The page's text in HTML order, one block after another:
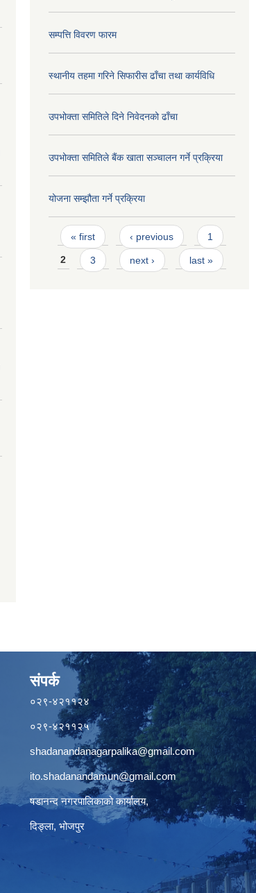
सम्पत्ति विवरण फारम
स्थानीय तहमा गरिने सिफारीस ढाँचा तथा कार्यविधि
उपभोक्ता समितिले दिने निवेदनको ढाँचा
उपभोक्ता समितिले बैंक खाता सञ्चालन गर्ने प्रक्रिया
योजना सम्झौता गर्ने प्रक्रिया
Pages
« first ‹ previous 1
2 3 next › last »
संपर्क
०२९-४२११२४
०२९-४२११२५
shadanandanagarpalika@gmail.com
ito.shadanandamun@gmail.com
षडानन्द नगरपालिकाको कार्यालय,
दिङ्ला, भोजपुर